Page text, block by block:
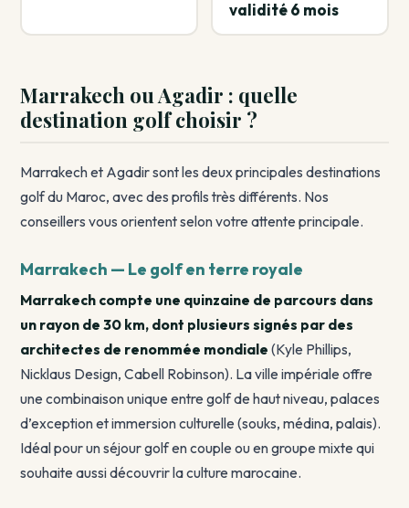
validité 6 mois
Marrakech ou Agadir : quelle
destination golf choisir ?
Marrakech et Agadir sont les deux principales destinations
golf du Maroc, avec des profils très différents. Nos
conseillers vous orientent selon votre attente principale.
Marrakech — Le golf en terre royale
Marrakech compte une quinzaine de parcours dans
un rayon de 30 km, dont plusieurs signés par des
architectes de renommée mondiale (Kyle Phillips,
Nicklaus Design, Cabell Robinson). La ville impériale offre
une combinaison unique entre golf de haut niveau, palaces
d’exception et immersion culturelle (souks, médina, palais).
Idéal pour un séjour golf en couple ou en groupe mixte qui
souhaite aussi découvrir la culture marocaine.